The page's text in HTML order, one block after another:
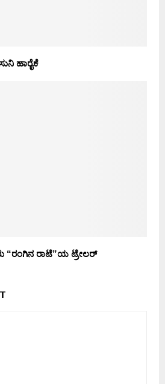
ಹಾರೈಕೆ
“ರಂಗಿನ ರಾಟೆ”ಯ ಟ್ರೇಲರ್